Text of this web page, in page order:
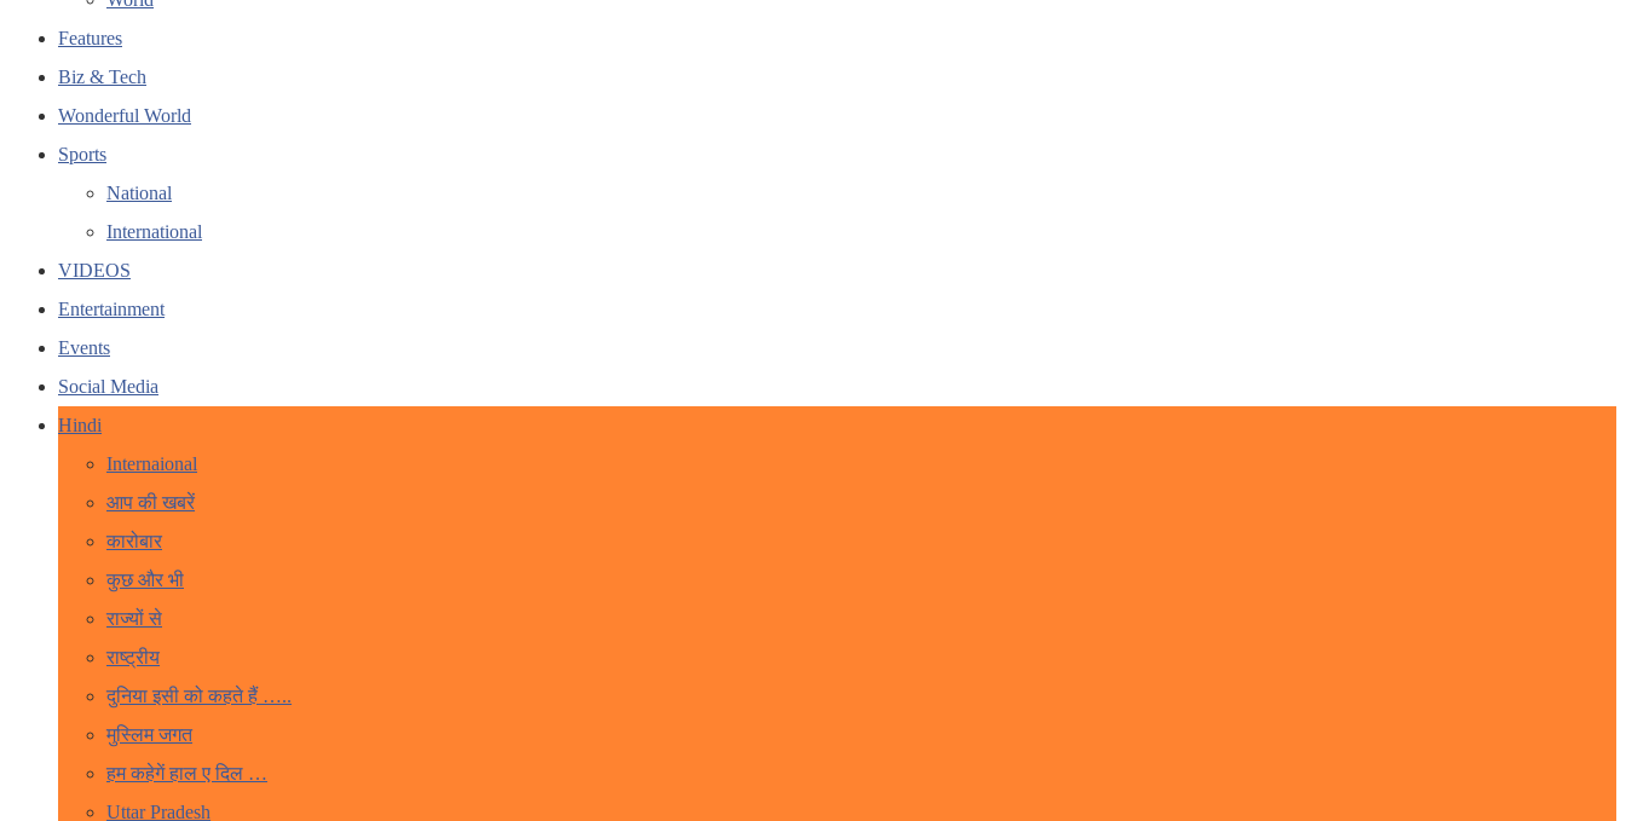
Features
Biz & Tech
Wonderful World
Sports
National
International
VIDEOS
Entertainment
Events
Social Media
Hindi
Internaional
आप की खबरें
कारोबार
कुछ और भी
राज्यों से
राष्ट्रीय
दुनिया इसी को कहते हैं …..
मुस्लिम जगत
हम कहेगें हाल ए दिल …
Uttar Pradesh